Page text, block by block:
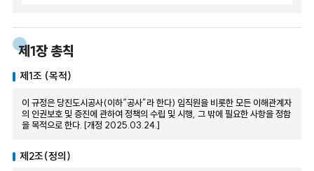
제1장 총칙
제1조 (목적)
이 규정은 당진도시공사(이하“공사”라 한다) 임직원을 비롯한 모든 이해관계자
의 인권보호 및 증진에 관하여 정책의 수립 및 시행, 그 밖에 필요한 사항을 정함
을 목적으로 한다. [개정 2025.03.24.]
제2조(정의)